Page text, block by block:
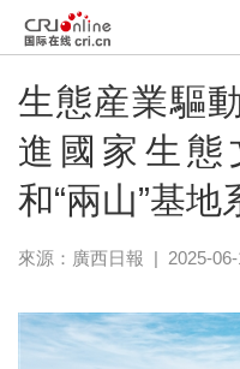
生態産業驅
進國家生態
和“兩山”基地
來源： 廣西日報 | 2025-